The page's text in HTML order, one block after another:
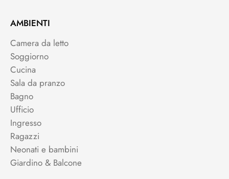
AMBIENTI
Camera da letto
Soggiorno
Cucina
Sala da pranzo
Bagno
Ufficio
Ingresso
Ragazzi
Neonati e bambini
Giardino & Balcone